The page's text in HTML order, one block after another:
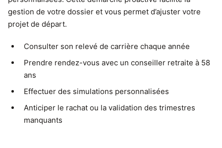
gestion de votre dossier et vous permet d’ajuster votre
projet de départ.
Consulter son relevé de carrière chaque année
Prendre rendez-vous avec un conseiller retraite à 58
ans
Effectuer des simulations personnalisées
Anticiper le rachat ou la validation des trimestres
manquants